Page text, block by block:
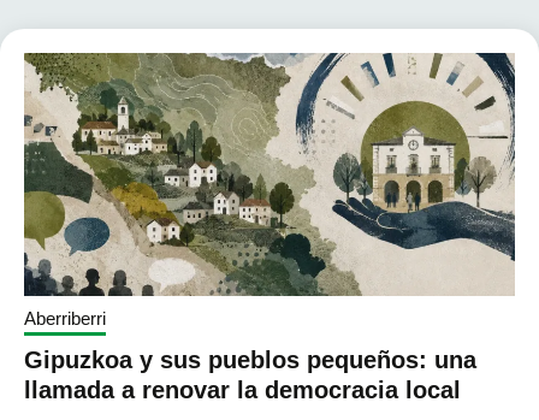
Aberriberri
Gipuzkoa y sus pueblos pequeños: una
llamada a renovar la democracia local